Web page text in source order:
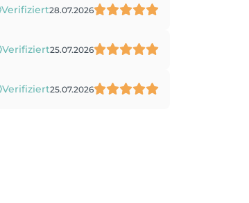
Verifiziert28.07.2026
Verifiziert25.07.2026
Verifiziert25.07.2026